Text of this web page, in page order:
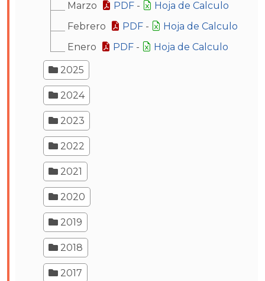
Marzo PDF -
Hoja de Calculo
Febrero
PDF -
Hoja de Calculo
Enero
PDF - Hoja de Calculo
2025
2024
2023
2022
2021
2020
2019
2018
2017